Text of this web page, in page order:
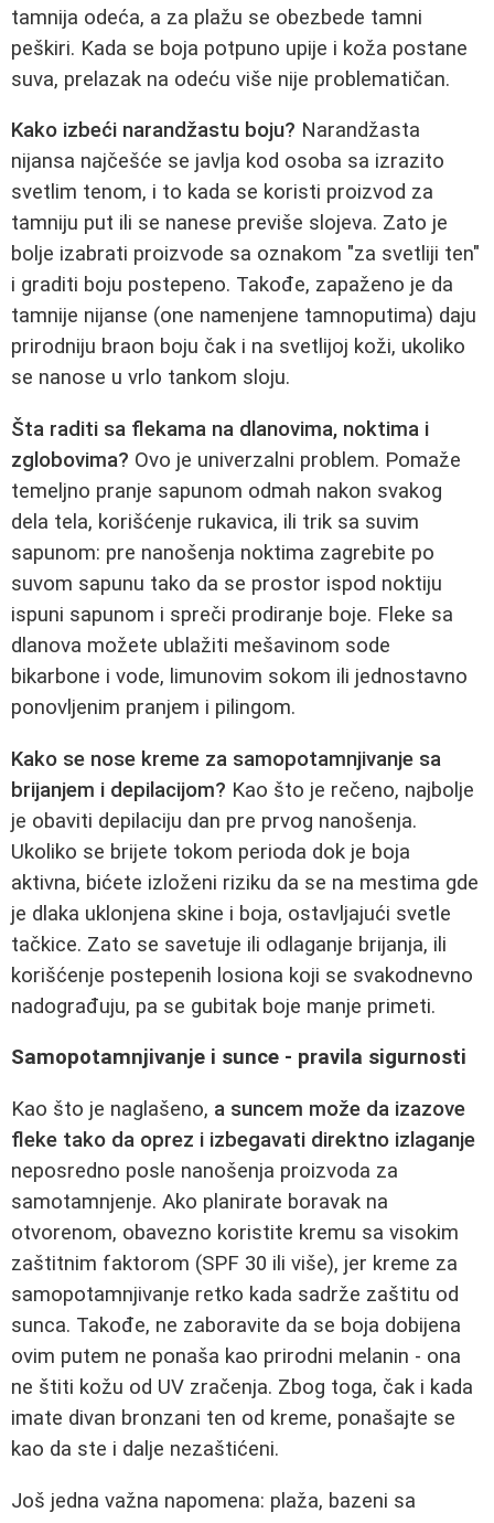
tamnija odeća, a za plažu se obezbede tamni
peškiri. Kada se boja potpuno upije i koža postane
suva, prelazak na odeću više nije problematičan.
Kako izbeći narandžastu boju? Narandžasta
nijansa najčešće se javlja kod osoba sa izrazito
svetlim tenom, i to kada se koristi proizvod za
tamniju put ili se nanese previše slojeva. Zato je
bolje izabrati proizvode sa oznakom "za svetliji ten"
i graditi boju postepeno. Takođe, zapaženo je da
tamnije nijanse (one namenjene tamnoputima) daju
prirodniju braon boju čak i na svetlijoj koži, ukoliko
se nanose u vrlo tankom sloju.
Šta raditi sa flekama na dlanovima, noktima i
zglobovima? Ovo je univerzalni problem. Pomaže
temeljno pranje sapunom odmah nakon svakog
dela tela, korišćenje rukavica, ili trik sa suvim
sapunom: pre nanošenja noktima zagrebite po
suvom sapunu tako da se prostor ispod noktiju
ispuni sapunom i spreči prodiranje boje. Fleke sa
dlanova možete ublažiti mešavinom sode
bikarbone i vode, limunovim sokom ili jednostavno
ponovljenim pranjem i pilingom.
Kako se nose kreme za samopotamnjivanje sa
brijanjem i depilacijom? Kao što je rečeno, najbolje
je obaviti depilaciju dan pre prvog nanošenja.
Ukoliko se brijete tokom perioda dok je boja
aktivna, bićete izloženi riziku da se na mestima gde
je dlaka uklonjena skine i boja, ostavljajući svetle
tačkice. Zato se savetuje ili odlaganje brijanja, ili
korišćenje postepenih losiona koji se svakodnevno
nadograđuju, pa se gubitak boje manje primeti.
Samopotamnjivanje i sunce - pravila sigurnosti
Kao što je naglašeno, a suncem može da izazove
fleke tako da oprez i izbegavati direktno izlaganje
neposredno posle nanošenja proizvoda za
samotamnjenje. Ako planirate boravak na
otvorenom, obavezno koristite kremu sa visokim
zaštitnim faktorom (SPF 30 ili više), jer kreme za
samopotamnjivanje retko kada sadrže zaštitu od
sunca. Takođe, ne zaboravite da se boja dobijena
ovim putem ne ponaša kao prirodni melanin - ona
ne štiti kožu od UV zračenja. Zbog toga, čak i kada
imate divan bronzani ten od kreme, ponašajte se
kao da ste i dalje nezaštićeni.
Još jedna važna napomena: plaža, bazeni sa